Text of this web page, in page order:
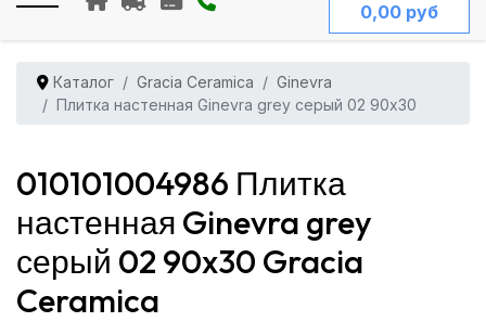
0,00 руб
Каталог Gracia Ceramica
Ginevra
Плитка настенная Ginevra grey серый 02 90x30
010101004986 Плитка
настенная Ginevra grey
серый 02 90x30 Gracia
Ceramica